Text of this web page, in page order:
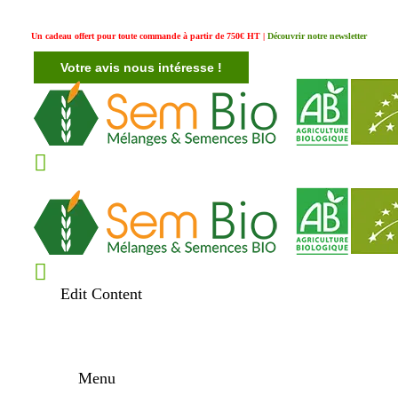
Un cadeau offert pour toute commande à partir de 750€ HT | Découvrir notre newsletter
Votre avis nous intéresse !
Edit Content
Menu